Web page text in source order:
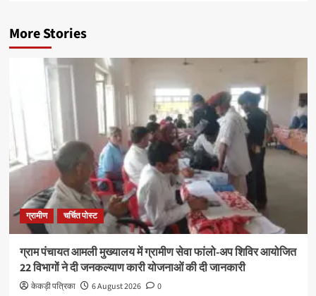
More Stories
ग्रामीण चर्चित पोस्ट
ग्राम पंचायत आमली मुख्यालय में ग्रामीण सेवा फांलो-अप शिविर आयोजित
22 विभागों ने दी जनकल्याण कारी योजनाओं की दी जानकारी
केकड़ी पत्रिका 6 August 2026 0